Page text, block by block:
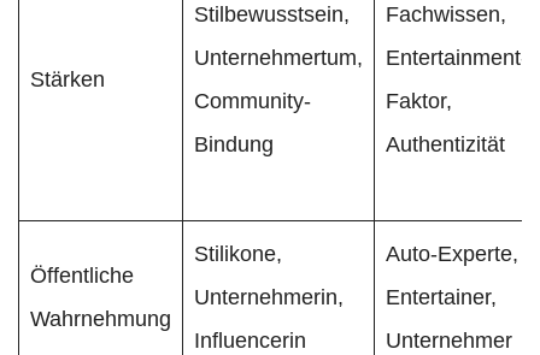
Stärken
Stilbewusstsein,
Unternehmertum,
Community-
Bindung
Fachwissen,
Entertainment-
Faktor,
Authentizität
Öffentliche
Wahrnehmung
Stilikone,
Unternehmerin,
Influencerin
Auto-Experte,
Entertainer,
Unternehmer